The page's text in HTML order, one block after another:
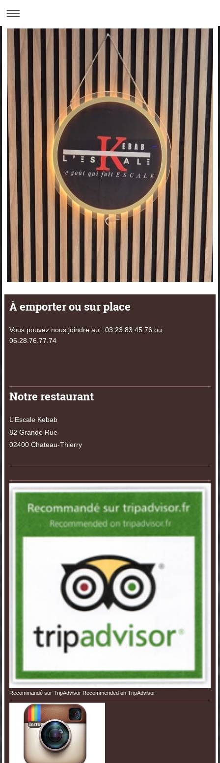
À emporter ou sur place
Vous pouvez nous joindre au : 03.23.83.45.76 ou
06.28.76.77.74
Notre restaurant
​L'Escale Kebab
82 Grande Rue
02400 Chateau-Thierry
Recommandé sur TripAdvisor Recommended on TripAdvisor